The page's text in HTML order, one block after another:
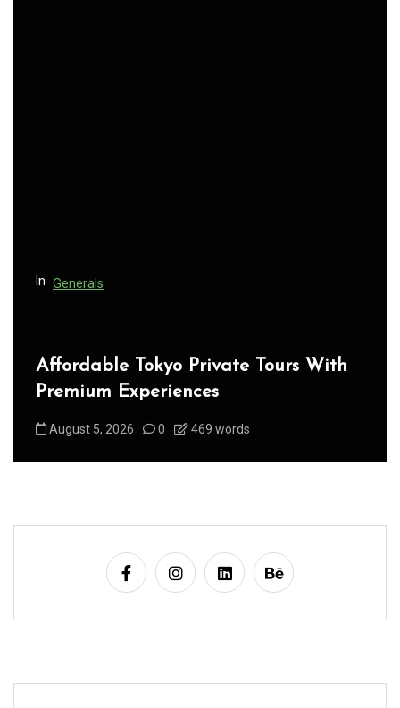
In Generals
Affordable Tokyo Private Tours With
Premium Experiences
August 5, 2026 0 469 words